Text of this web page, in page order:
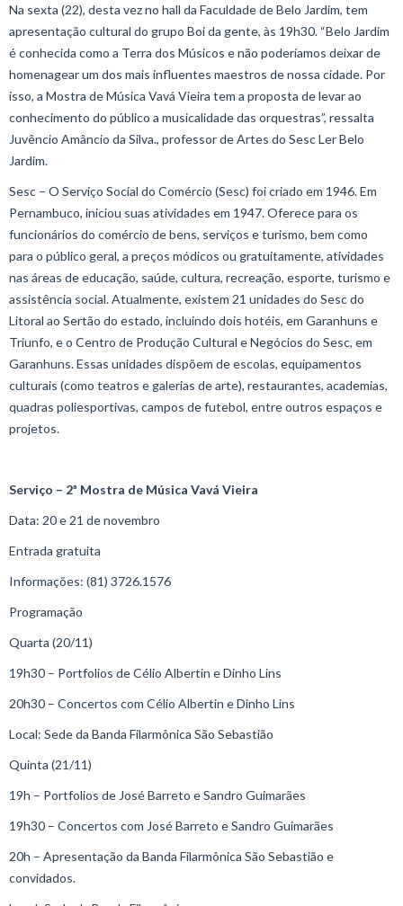
Na sexta (22), desta vez no hall da Faculdade de Belo Jardim, tem
apresentação cultural do grupo Boi da gente, às 19h30. “Belo Jardim
é conhecida como a Terra dos Músicos e não poderíamos deixar de
homenagear um dos mais influentes maestros de nossa cidade. Por
isso, a Mostra de Música Vavá Vieira tem a proposta de levar ao
conhecimento do público a musicalidade das orquestras”, ressalta
Juvêncio Amâncio da Silva., professor de Artes do Sesc Ler Belo
Jardim.
Sesc – O Serviço Social do Comércio (Sesc) foi criado em 1946. Em
Pernambuco, iniciou suas atividades em 1947. Oferece para os
funcionários do comércio de bens, serviços e turismo, bem como
para o público geral, a preços módicos ou gratuitamente, atividades
nas áreas de educação, saúde, cultura, recreação, esporte, turismo e
assistência social. Atualmente, existem 21 unidades do Sesc do
Litoral ao Sertão do estado, incluindo dois hotéis, em Garanhuns e
Triunfo, e o Centro de Produção Cultural e Negócios do Sesc, em
Garanhuns. Essas unidades dispõem de escolas, equipamentos
culturais (como teatros e galerias de arte), restaurantes, academias,
quadras poliesportivas, campos de futebol, entre outros espaços e
projetos.
Serviço – 2ª Mostra de Música Vavá Vieira
Data: 20 e 21 de novembro
Entrada gratuita
Informações: (81) 3726.1576
Programação
Quarta (20/11)
19h30 – Portfolios de Célio Albertin e Dinho Lins
20h30 – Concertos com Célio Albertin e Dinho Lins
Local: Sede da Banda Filarmônica São Sebastião
Quinta (21/11)
19h – Portfolios de José Barreto e Sandro Guimarães
19h30 – Concertos com José Barreto e Sandro Guimarães
20h – Apresentação da Banda Filarmônica São Sebastião e
convidados.